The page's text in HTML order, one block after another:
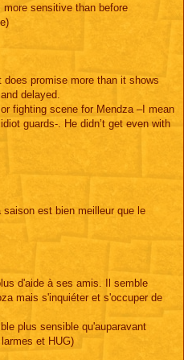
sensitive than before
promise more than it shows
delayed.
fighting scene for Mendza –I mean
guards-. He didn’t get even with
est bien meilleur que le
d'aide à ses amis. Il semble
mais s'inquiéter et s'occuper de
plus sensible qu'auparavant
et HUG)